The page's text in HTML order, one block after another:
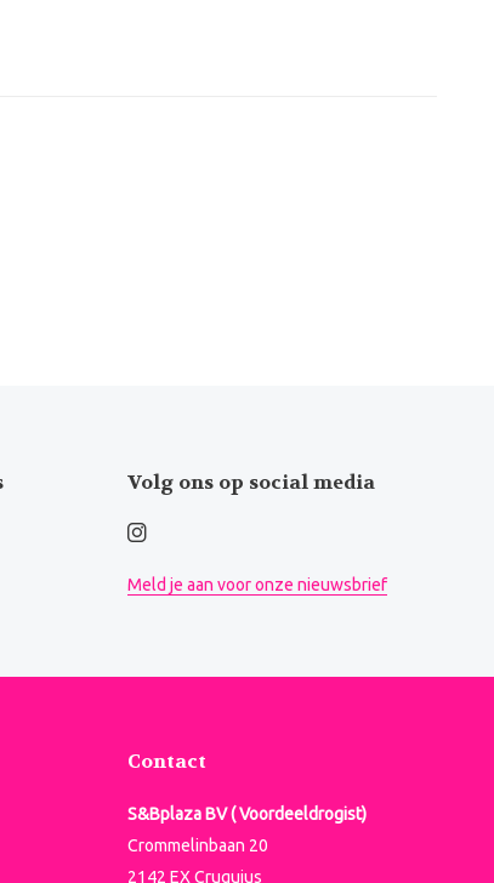
Volg ons op social media
Meld je aan voor onze nieuwsbrief
Contact
S&Bplaza BV ( Voordeeldrogist)
Crommelinbaan 20
2142 EX Cruquius